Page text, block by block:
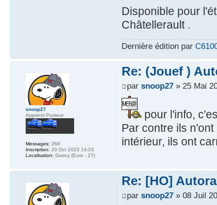
Disponible pour
Châtellerault .
Dernière édition par
Re: (Jouef )
par snoop27» 25 Mai
pour l'info,
Par contre ils
intérieur, ils ont
snoop27
Apprenti Posteur
Messages: 268
Inscription: 20 Oct 2023 14:23
Localisation: Gasny (Eure - 27)
Re: [HO]
par snoop27» 08 Juil